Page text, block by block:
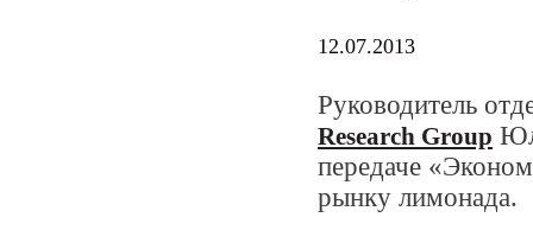
12.07.2013
Руководитель
Research Group
передаче
рынку лимонада.